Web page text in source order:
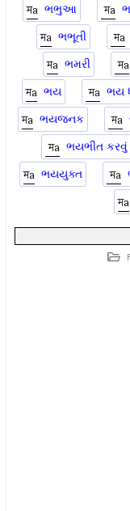
ભભુઆ
ભભૂતી
ભમરી
ભય
ભય
ભયજનક
ભયભીત કરવું
ભયયુક્ત